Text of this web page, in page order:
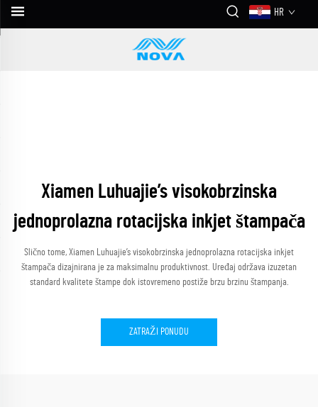
HR
Xiamen Luhuajie’s visokobrzinska
jednoprolazna rotacijska inkjet štampača
Slično tome, Xiamen Luhuajie’s visokobrzinska jednoprolazna rotacijska inkjet
štampača dizajnirana je za maksimalnu produktivnost. Uređaj održava izuzetan
standard kvalitete štampe dok istovremeno postiže brzu brzinu štampanja.
ZATRAŽI PONUDU